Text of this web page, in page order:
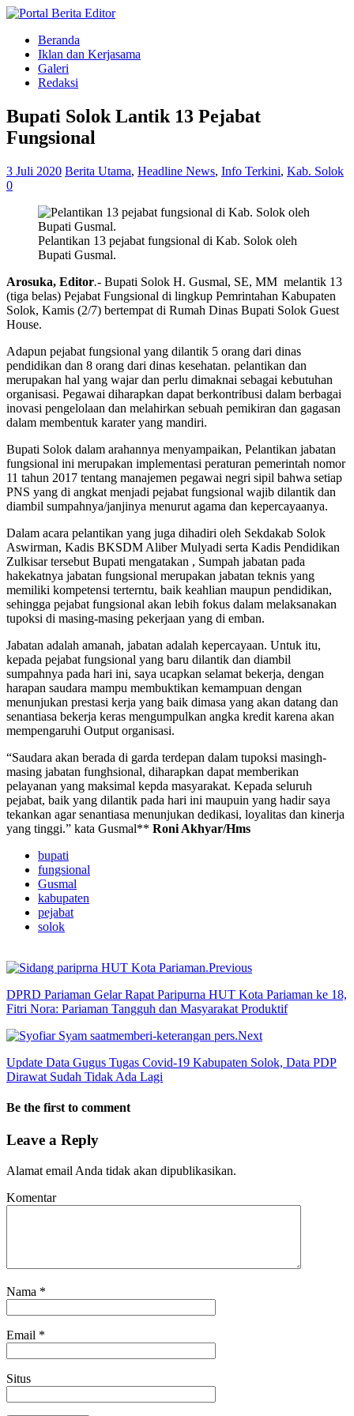
Beranda
Iklan dan Kerjasama
Galeri
Redaksi
Bupati Solok Lantik 13 Pejabat
Fungsional
3 Juli 2020 Berita Utama, Headline News, Info Terkini, Kab. Solok
0
Pelantikan 13 pejabat fungsional di Kab. Solok oleh
Bupati Gusmal.
Arosuka, Editor.- Bupati Solok H. Gusmal, SE, MM melantik 13
(tiga belas) Pejabat Fungsional di lingkup Pemrintahan Kabupaten
Solok, Kamis (2/7) bertempat di Rumah Dinas Bupati Solok Guest
House.
Adapun pejabat fungsional yang dilantik 5 orang dari dinas
pendidikan dan 8 orang dari dinas kesehatan. pelantikan dan
merupakan hal yang wajar dan perlu dimaknai sebagai kebutuhan
organisasi. Pegawai diharapkan dapat berkontribusi dalam berbagai
inovasi pengelolaan dan melahirkan sebuah pemikiran dan gagasan
dalam membentuk karater yang mandiri.
Bupati Solok dalam arahannya menyampaikan, Pelantikan jabatan
fungsional ini merupakan implementasi peraturan pemerintah nomor
11 tahun 2017 tentang manajemen pegawai negri sipil bahwa setiap
PNS yang di angkat menjadi pejabat fungsional wajib dilantik dan
diambil sumpahnya/janjinya menurut agama dan kepercayaanya.
Dalam acara pelantikan yang juga dihadiri oleh Sekdakab Solok
Aswirman, Kadis BKSDM Aliber Mulyadi serta Kadis Pendidikan
Zulkisar tersebut Bupati mengatakan , Sumpah jabatan pada
hakekatnya jabatan fungsional merupakan jabatan teknis yang
memiliki kompetensi terterntu, baik keahlian maupun pendidikan,
sehingga pejabat fungsional akan lebih fokus dalam melaksanakan
tupoksi di masing-masing pekerjaan yang di emban.
Jabatan adalah amanah, jabatan adalah kepercayaan. Untuk itu,
kepada pejabat fungsional yang baru dilantik dan diambil
sumpahnya pada hari ini, saya ucapkan selamat bekerja, dengan
harapan saudara mampu membuktikan kemampuan dengan
menunjukan prestasi kerja yang baik dimasa yang akan datang dan
senantiasa bekerja keras mengumpulkan angka kredit karena akan
mempengaruhi Output organisasi.
“Saudara akan berada di garda terdepan dalam tupoksi masingh-
masing jabatan funghsional, diharapkan dapat memberikan
pelayanan yang maksimal kepda masyarakat. Kepada seluruh
pejabat, baik yang dilantik pada hari ini maupuin yang hadir saya
tekankan agar senantiasa menunjukan dedikasi, loyalitas dan kinerja
yang tinggi.” kata Gusmal** Roni Akhyar/Hms
bupati
fungsional
Gusmal
kabupaten
pejabat
solok
Previous
DPRD Pariaman Gelar Rapat Paripurna HUT Kota Pariaman ke 18,
Fitri Nora: Pariaman Tangguh dan Masyarakat Produktif
Next
Update Data Gugus Tugas Covid-19 Kabupaten Solok, Data PDP
Dirawat Sudah Tidak Ada Lagi
Be the first to comment
Leave a Reply
Alamat email Anda tidak akan dipublikasikan.
Komentar
Nama *
Email *
Situs